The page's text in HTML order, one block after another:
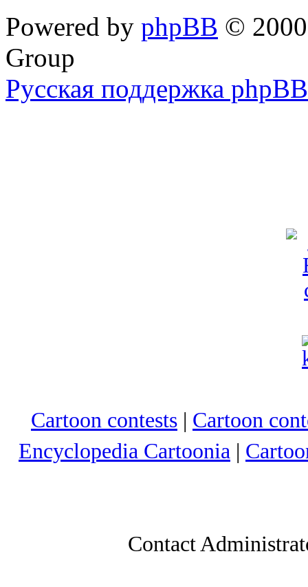
Powered by phpBB ©
Group
Русская поддержка phpBB
Cartoon contests | Cartoon
Encyclopedia Cartoonia |
Contact